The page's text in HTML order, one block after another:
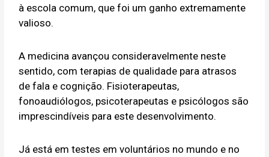
à escola comum, que foi um ganho extremamente
valioso.
A medicina avançou consideravelmente neste
sentido, com terapias de qualidade para atrasos
de fala e cognição. Fisioterapeutas,
fonoaudiólogos, psicoterapeutas e psicólogos são
imprescindíveis para este desenvolvimento.
Já está em testes em voluntários no mundo e no